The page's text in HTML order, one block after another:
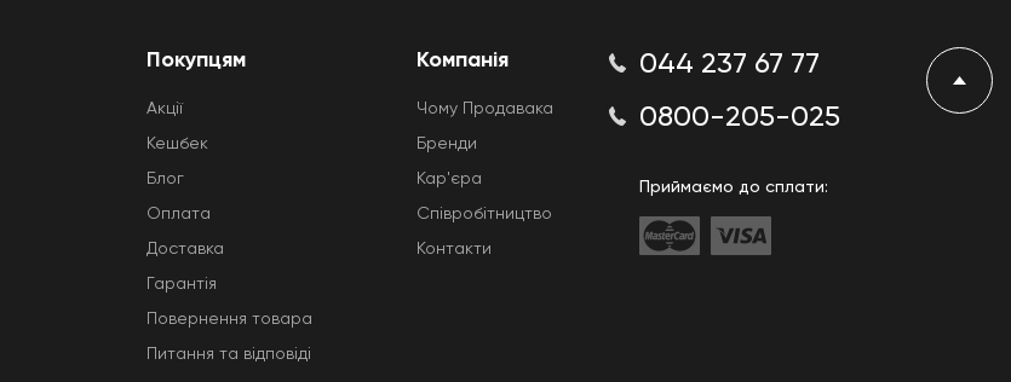
Покупцям
Акції
Кешбек
Блог
Оплата
Доставка
Гарантія
Повернення товара
Питання та відповіді
Компанія
Чому Продавака
Бренди
Кар'єра
Співробітництво
Контакти
044 237 67 77
0800-205-025
Приймаємо до сплати: